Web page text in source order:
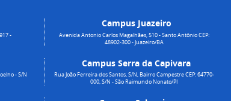
-
- S/N
Campus Juazeiro
Avenida Antonio Carlos Magalhães, 510 - Santo Antônio CEP:
48902-300 - Juazeiro/BA
Campus Serra da Capivara
Rua João Ferreira dos Santos, S/N, Bairro Campestre CEP: 64770-
000, S/N - São Raimundo Nonato/PI